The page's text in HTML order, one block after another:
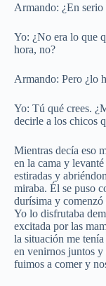
Armando: ¿En serio
Yo: ¿No era lo que
hora, no?
Armando: Pero ¿lo
Yo: Tú qué crees.
decirle a los chicos
Mientras decía eso
en la cama y
estiradas y
miraba. Él se puso
durísima y comenzó
Yo lo disfrutaba
excitada por las
la situación me
en venirnos juntos y
fuimos a comer y